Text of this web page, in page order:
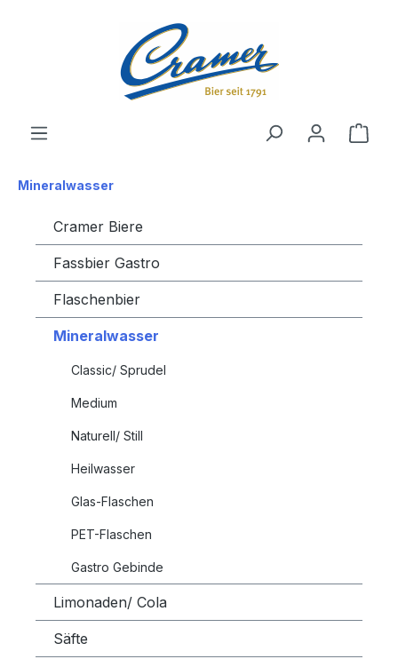
Mineralwasser
Cramer Biere
Fassbier Gastro
Flaschenbier
Mineralwasser
Classic/ Sprudel
Medium
Naturell/ Still
Heilwasser
Glas-Flaschen
PET-Flaschen
Gastro Gebinde
Limonaden/ Cola
Säfte